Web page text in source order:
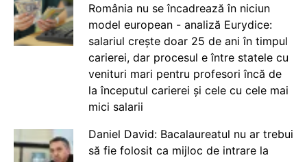
România nu se încadrează în niciun
model european - analiză Eurydice:
salariul crește doar 25 de ani în timpul
carierei, dar procesul e între statele cu
venituri mari pentru profesori încă de
la începutul carierei și cele cu cele mai
mici salarii
Daniel David: Bacalaureatul nu ar trebui
să fie folosit ca mijloc de intrare la